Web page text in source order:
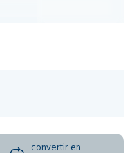
convertir en